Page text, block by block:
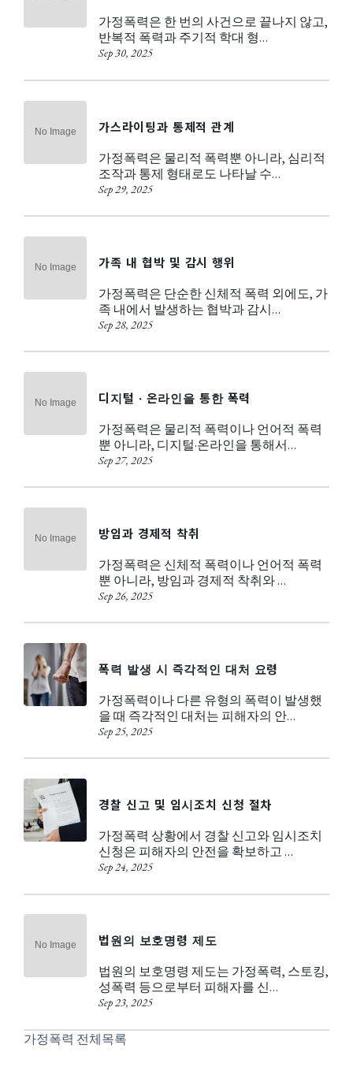
가정폭력은 한 번의 사건으로 끝나지 않고,
반복적 폭력과 주기적 학대 형…
Sep 30, 2025
가스라이팅과 통제적 관계
가정폭력은 물리적 폭력뿐 아니라, 심리적
조작과 통제 형태로도 나타날 수…
Sep 29, 2025
가족 내 협박 및 감시 행위
가정폭력은 단순한 신체적 폭력 외에도, 가
족 내에서 발생하는 협박과 감시…
Sep 28, 2025
디지털 · 온라인을 통한 폭력
가정폭력은 물리적 폭력이나 언어적 폭력
뿐 아니라, 디지털·온라인을 통해서…
Sep 27, 2025
방임과 경제적 착취
가정폭력은 신체적 폭력이나 언어적 폭력
뿐 아니라, 방임과 경제적 착취와 …
Sep 26, 2025
폭력 발생 시 즉각적인 대처 요령
가정폭력이나 다른 유형의 폭력이 발생했
을 때 즉각적인 대처는 피해자의 안…
Sep 25, 2025
경찰 신고 및 임시조치 신청 절차
가정폭력 상황에서 경찰 신고와 임시조치
신청은 피해자의 안전을 확보하고 …
Sep 24, 2025
법원의 보호명령 제도
법원의 보호명령 제도는 가정폭력, 스토킹,
성폭력 등으로부터 피해자를 신…
Sep 23, 2025
가정폭력 전체목록